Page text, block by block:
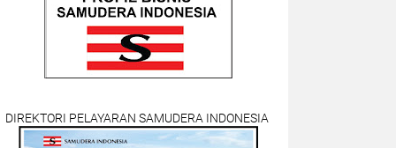
DIREKTORI PELAYARAN SAMUDERA INDONESIA